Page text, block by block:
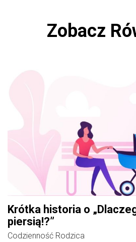
Zobacz
Krótka historia o
piersią!?”
Codzienność Rodzica